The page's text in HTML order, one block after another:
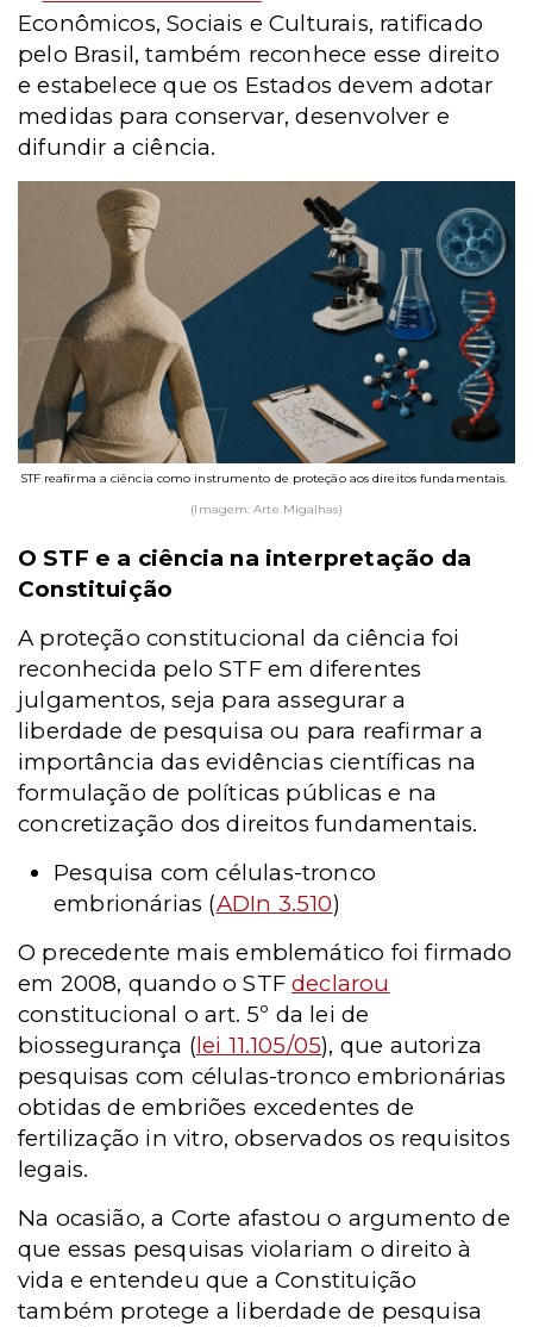
Econômicos, Sociais e Culturais, ratificado
pelo Brasil, também reconhece esse direito
e estabelece que os Estados devem adotar
medidas para conservar, desenvolver e
difundir a ciência.
STF reafirma a ciência como instrumento de proteção aos direitos fundamentais.
(Imagem: Arte Migalhas)
O STF e a ciência na interpretação da
Constituição
A proteção constitucional da ciência foi
reconhecida pelo STF em diferentes
julgamentos, seja para assegurar a
liberdade de pesquisa ou para reafirmar a
importância das evidências científicas na
formulação de políticas públicas e na
concretização dos direitos fundamentais.
Pesquisa com células-tronco
embrionárias (ADIn 3.510)
O precedente mais emblemático foi firmado
em 2008, quando o STFdeclarou
constitucional o art. 5º da lei de
biossegurança (lei 11.105/05), que autoriza
pesquisas com células-tronco embrionárias
obtidas de embriões excedentes de
fertilização in vitro, observados os requisitos
legais.
Na ocasião, a Corte afastou o argumento de
que essas pesquisas violariam o direito à
vida e entendeu que a Constituição
também protege a liberdade de pesquisa